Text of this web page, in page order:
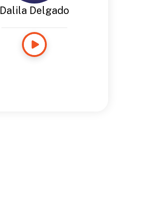
Dalila Delgado